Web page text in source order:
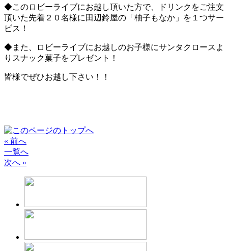
◆このロビーライブにお越し頂いた方で、ドリンクをご注文
頂いた先着２０名様に田辺鈴屋の「柚子もなか」を１つサー
ビス！
◆また、ロビーライブにお越しのお子様にサンタクロースよ
りスナック菓子をプレゼント！
皆様でぜひお越し下さい！！
« 前へ
一覧へ
次へ »